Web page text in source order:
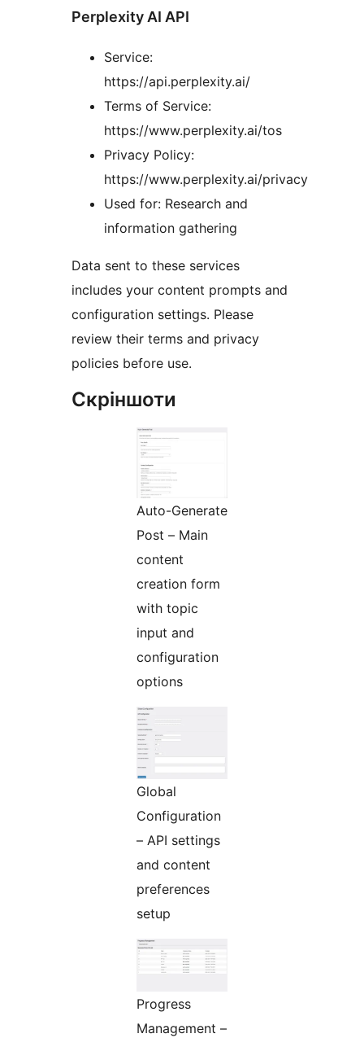
Perplexity AI API
Service:
https://api.perplexity.ai/
Terms of Service:
https://www.perplexity.ai/tos
Privacy Policy:
https://www.perplexity.ai/privacy
Used for: Research and
information gathering
Data sent to these services
includes your content prompts and
configuration settings. Please
review their terms and privacy
policies before use.
Скріншоти
Auto-Generate
Post – Main
content
creation form
with topic
input and
configuration
options
Global
Configuration
– API settings
and content
preferences
setup
Progress
Management –